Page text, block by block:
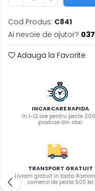
Cod Produs: C841
Ai nevoie de ajutor?
Adauga la Favorite
INCARCARE RAPIDA
In 1-12 ore pentru peste
produse din stoc
TRANSPORT GRATUIT
Livram gratuit in toata
comenzi de peste 500 lei